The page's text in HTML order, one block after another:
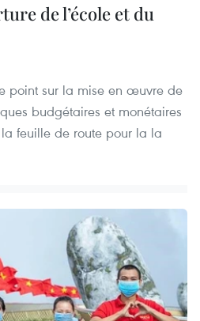
de l’école et du
point sur la mise en œuvre de
budgétaires et monétaires
feuille de route pour la la